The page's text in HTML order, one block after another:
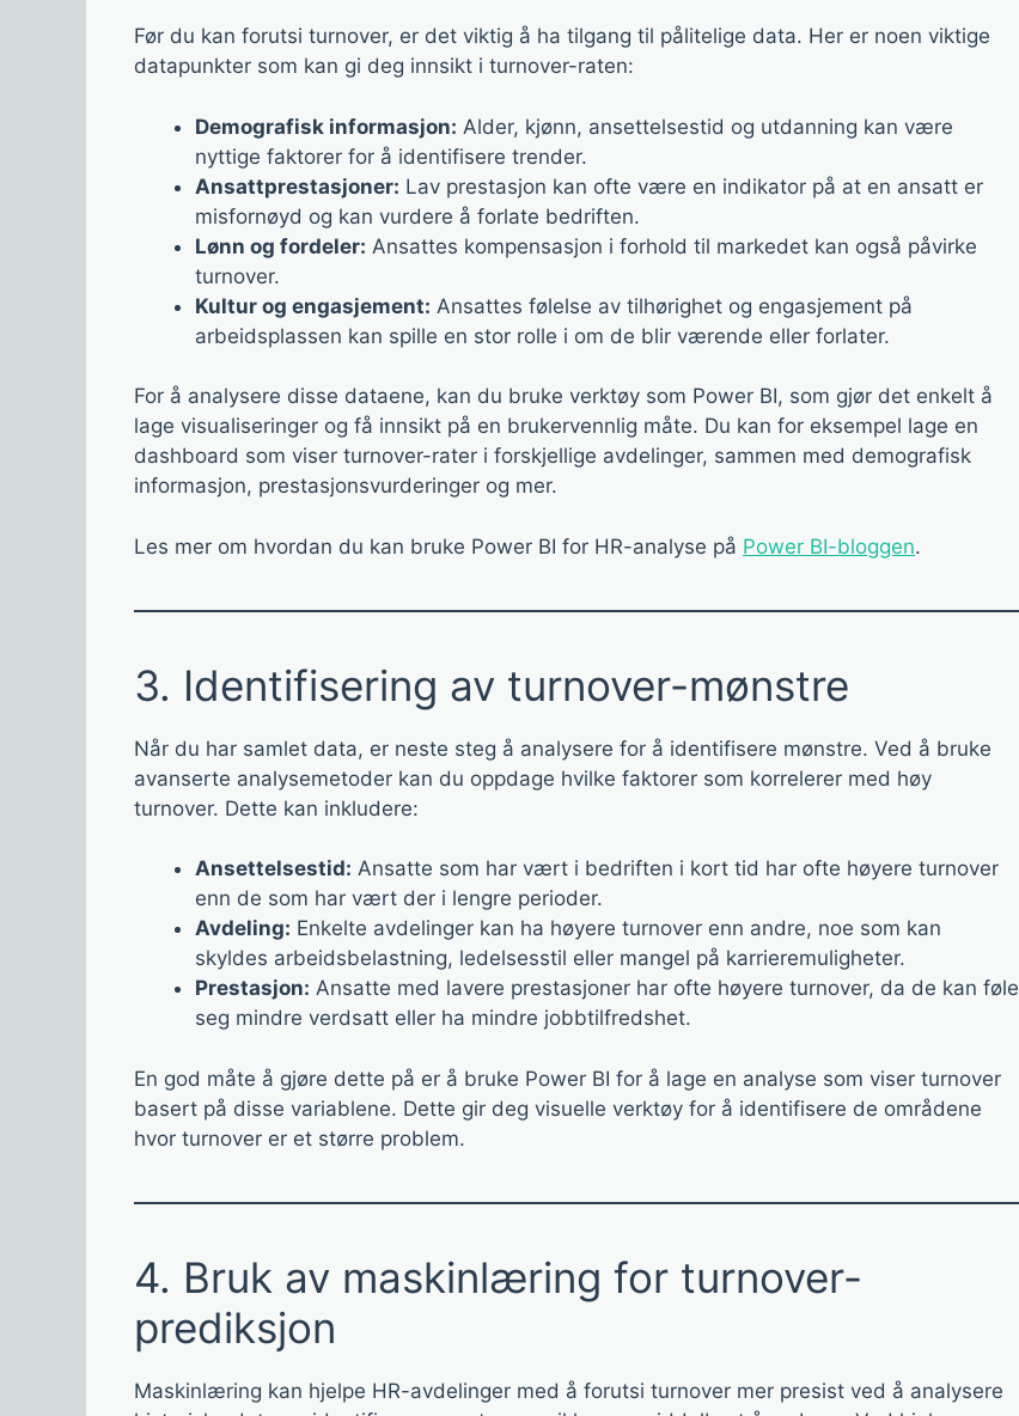
Før du kan forutsi turnover, er det viktig å ha tilgang til pålitelige data. Her er noen viktige
datapunkter som kan gi deg innsikt i turnover-raten:
Demografisk informasjon: Alder, kjønn, ansettelsestid og utdanning kan være
nyttige faktorer for å identifisere trender.
Ansattprestasjoner: Lav prestasjon kan ofte være en indikator på at en ansatt er
misfornøyd og kan vurdere å forlate bedriften.
Lønn og fordeler: Ansattes kompensasjon i forhold til markedet kan også påvirke
turnover.
Kultur og engasjement: Ansattes følelse av tilhørighet og engasjement på
arbeidsplassen kan spille en stor rolle i om de blir værende eller forlater.
For å analysere disse dataene, kan du bruke verktøy som Power BI, som gjør det enkelt å
lage visualiseringer og få innsikt på en brukervennlig måte. Du kan for eksempel lage en
dashboard som viser turnover-rater i forskjellige avdelinger, sammen med demografisk
informasjon, prestasjonsvurderinger og mer.
Les mer om hvordan du kan bruke Power BI for HR-analyse på Power BI-bloggen.
3. Identifisering av turnover-mønstre
Når du har samlet data, er neste steg å analysere for å identifisere mønstre. Ved å bruke
avanserte analysemetoder kan du oppdage hvilke faktorer som korrelerer med høy
turnover. Dette kan inkludere:
Ansettelsestid: Ansatte som har vært i bedriften i kort tid har ofte høyere turnover
enn de som har vært der i lengre perioder.
Avdeling: Enkelte avdelinger kan ha høyere turnover enn andre, noe som kan
skyldes arbeidsbelastning, ledelsesstil eller mangel på karrieremuligheter.
Prestasjon: Ansatte med lavere prestasjoner har ofte høyere turnover, da de kan føle
seg mindre verdsatt eller ha mindre jobbtilfredshet.
En god måte å gjøre dette på er å bruke Power BI for å lage en analyse som viser turnover
basert på disse variablene. Dette gir deg visuelle verktøy for å identifisere de områdene
hvor turnover er et større problem.
4. Bruk av maskinlæring for turnover-
prediksjon
Maskinlæring kan hjelpe HR-avdelinger med å forutsi turnover mer presist ved å analysere